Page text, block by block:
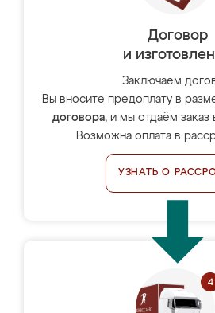
Договор
и
Заключаем
Вы вносите предоплату в
договора, и мы отдаём заказ
Возможна оплата в
УЗНАТЬ О